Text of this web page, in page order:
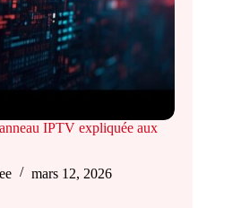
IPTV expliquée aux
mars 12, 2026